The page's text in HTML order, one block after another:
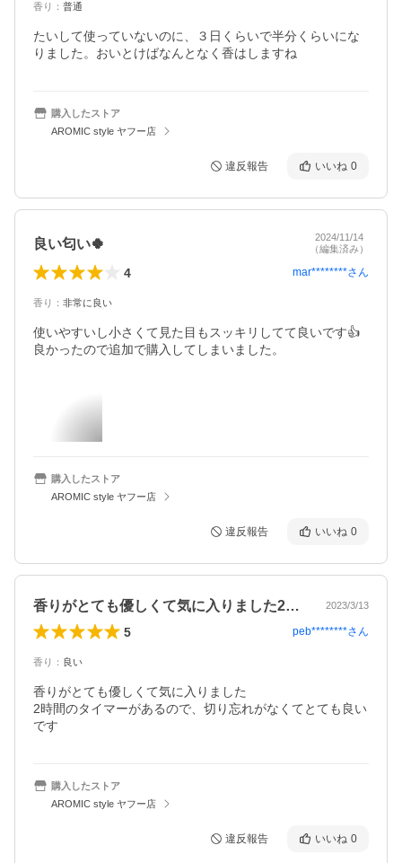
香り ： 普通
たいして使っていないのに、３日くらいで半分くらいにな
りました。おいとけばなんとなく香はしますね
購入したストア
AROMIC style ヤフー店
違反報告 いいね 0
良い匂い🍀
2024/11/14
（編集済み）
4 mar********さん
香り ： 非常に良い
使いやすいし小さくて見た目もスッキリしてて良いです👍
良かったので追加で購入してしまいました。
購入したストア
AROMIC style ヤフー店
違反報告 いいね 0
香りがとても優しくて気に入りました2時… 2023/3/13
5 peb********さん
香り ： 良い
香りがとても優しくて気に入りました
2時間のタイマーがあるので、切り忘れがなくてとても良い
です
購入したストア
AROMIC style ヤフー店
違反報告 いいね 0